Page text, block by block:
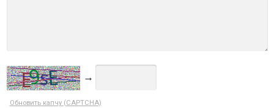
→
Обновить капчу (CAPTCHA)